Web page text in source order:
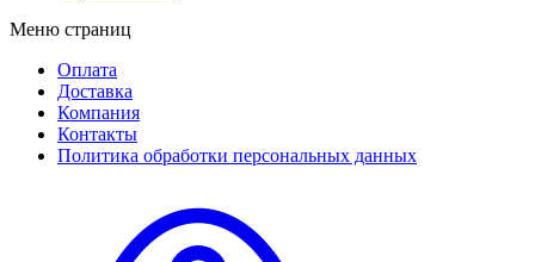
Меню страниц
Оплата
Доставка
Компания
Контакты
Политика обработки персональных данных